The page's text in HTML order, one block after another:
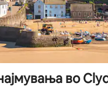
во